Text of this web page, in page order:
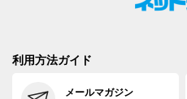
利用方法ガイド
メールマガジン